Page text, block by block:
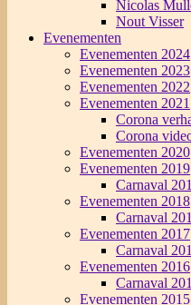
Nicolas
Nout Visser
Evenementen
Evenementen 2024
Evenementen 2023
Evenementen 2022
Evenementen 2021
Corona
Corona
Evenementen 2020
Evenementen 2019
Carnaval
Evenementen 2018
Carnaval
Evenementen 2017
Carnaval
Evenementen 2016
Carnaval
Evenementen 2015